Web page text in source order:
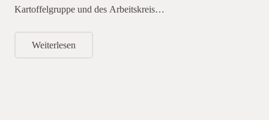
Kartoffelgruppe und des Arbeitskreis…
Weiterlesen